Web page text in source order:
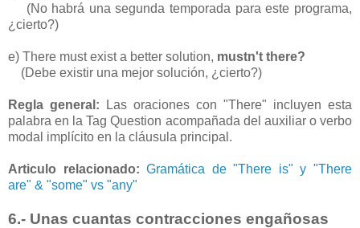
(No habrá una segunda temporada para este programa,
¿cierto?)
e) There must exist a better solution, mustn't there?
(Debe existir una mejor solución, ¿cierto?)
Regla general: Las oraciones con "There" incluyen esta
palabra en la Tag Question acompañada del auxiliar o verbo
modal implícito en la cláusula principal.
Articulo relacionado: Gramática de "There is" y "There
are" & "some" vs "any"
6.- Unas cuantas contracciones engañosas